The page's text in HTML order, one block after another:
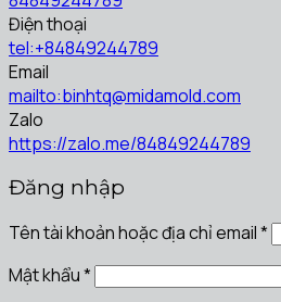
Điện thoại
tel:+84849244789
Email
mailto:binhtq@midamold.com
Zalo
https://zalo.me/84849244789
Đăng nhập
Tên tài khoản hoặc địa chỉ email*
Mật khẩu*